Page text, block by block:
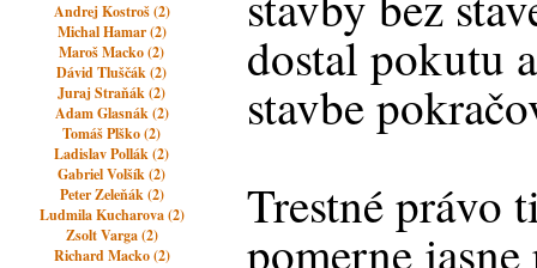
Andrej Kostroš (2)
Michal Hamar (2)
Maroš Macko (2)
Dávid Tluščák (2)
Juraj Straňák (2)
Adam Glasnák (2)
Tomáš Plško (2)
Ladislav Pollák (2)
Gabriel Volšík (2)
Peter Zeleňák (2)
Ludmila Kucharova (2)
Zsolt Varga (2)
Richard Macko (2)
dostal pokutu
stavbe
Trestné právo
pomerne